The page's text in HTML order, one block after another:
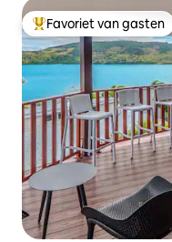
Topfavoriet van gasten
Favoriet van gasten